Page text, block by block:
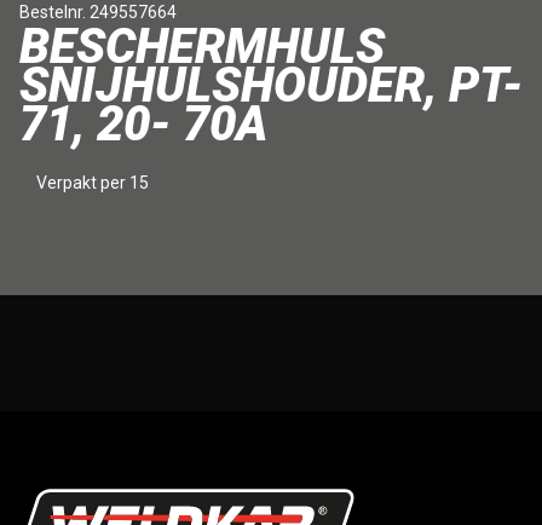
Bestelnr. 249557664
BESCHERMHULS
SNIJHULSHOUDER, PT-
71, 20- 70A
Verpakt per 15